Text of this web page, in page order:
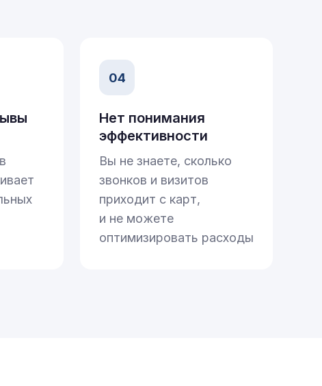
04
Нет понимания
эффективности
Вы не знаете, сколько
звонков и визитов
приходит с карт,
и не можете
оптимизировать расходы